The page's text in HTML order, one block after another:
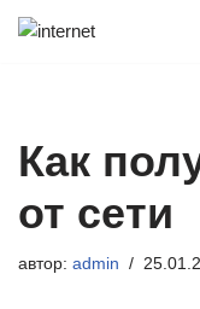
Как
от сети
автор: admin